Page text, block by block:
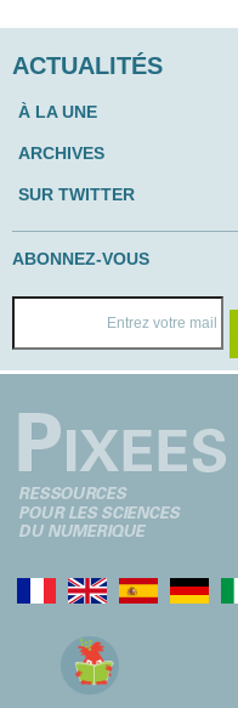
ACTUALITÉS
À LA UNE
ARCHIVES
SUR TWITTER
ABONNEZ-VOUS